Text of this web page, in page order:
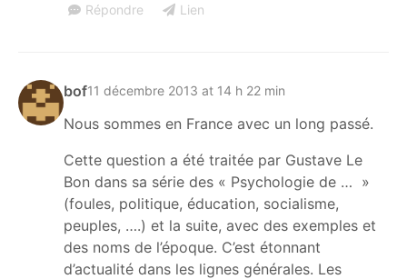
Répondre Lien
bof11 décembre 2013 at 14 h 22 min
Nous sommes en France avec un long passé.
Cette question a été traitée par Gustave Le
Bon dans sa série des « Psychologie de … »
(foules, politique, éducation, socialisme,
peuples, ….) et la suite, avec des exemples et
des noms de l’époque. C’est étonnant
d’actualité dans les lignes générales. Les